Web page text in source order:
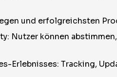
und erfolgreichsten
Nutzer können
Erlebnisses: Tracking,